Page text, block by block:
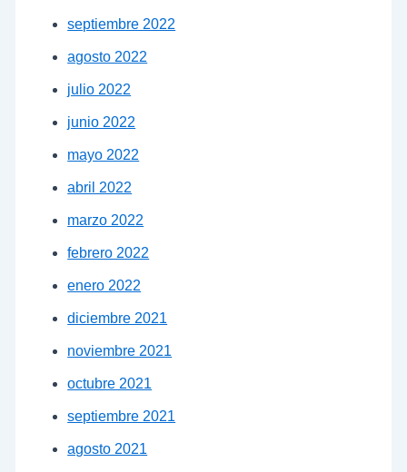
septiembre 2022
agosto 2022
julio 2022
junio 2022
mayo 2022
abril 2022
marzo 2022
febrero 2022
enero 2022
diciembre 2021
noviembre 2021
octubre 2021
septiembre 2021
agosto 2021